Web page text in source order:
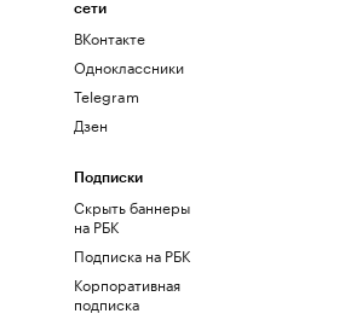
сети
ВКонтакте
Одноклассники
Telegram
Дзен
Подписки
Скрыть баннеры
на РБК
Подписка на РБК
Корпоративная
подписка